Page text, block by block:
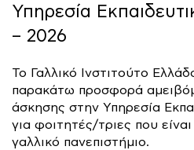
Υπηρεσία
– 2026
Το Γαλλικό Ινστιτούτο
παρακάτω προσφορά
άσκησης στην Υπηρεσία
για φοιτητές/τριες που
γαλλικό πανεπιστήμιο.